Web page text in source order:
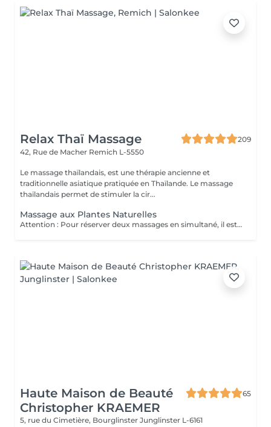
Relax Thaï Massage
209
42, Rue de Macher Remich L-5550
Le massage thaïlandais, est une thérapie ancienne et
traditionnelle asiatique pratiquée en Thaïlande. Le massage
thaïlandais permet de stimuler la cir...
Massage aux Plantes Naturelles
Attention : Pour réserver deux massages en simultané, il est nécessaire de procéder à deux réservations séparées. Ajouter deux services dans une seule réservation entraînera la programmation des rendez-vous l'un après l'autre, et non en même temps. Si besoin, vous pouvez également nous contacter par téléphone au 691 603 983. Merci !
Haute Maison de Beauté
Christopher KRAEMER
65
5, rue du Cimetière, Bourglinster Junglinster L-6161